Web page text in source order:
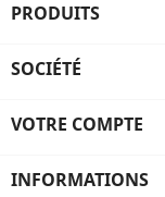
PRODUITS
SOCIÉTÉ
VOTRE COMPTE
INFORMATIONS